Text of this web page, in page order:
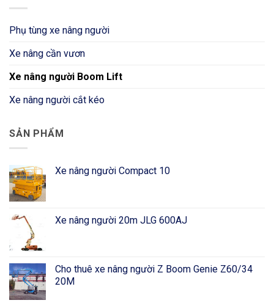
Phụ tùng xe nâng người
Xe nâng cần vươn
Xe nâng người Boom Lift
Xe nâng người cắt kéo
SẢN PHẨM
Xe nâng người Compact 10
Xe nâng người 20m JLG 600AJ
Cho thuê xe nâng người Z Boom Genie Z60/34
20M